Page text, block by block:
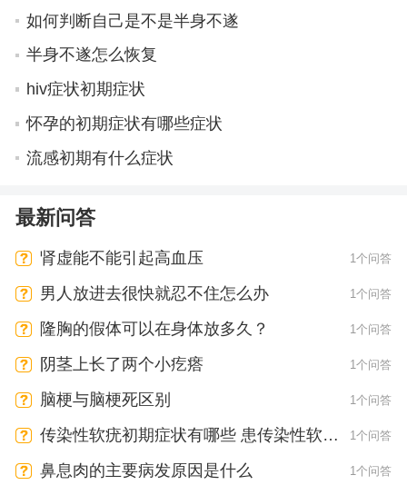
如何判断自己是不是半身不遂
半身不遂怎么恢复
hiv症状初期症状
怀孕的初期症状有哪些症状
流感初期有什么症状
最新问答
肾虚能不能引起高血压 1个问答
男人放进去很快就忍不住怎么办 1个问答
隆胸的假体可以在身体放多久？ 1个问答
阴茎上长了两个小疙瘩 1个问答
脑梗与脑梗死区别 1个问答
传染性软疣初期症状有哪些 患传染性软疣
会有疼痛感吗
1个问答
鼻息肉的主要病发原因是什么 1个问答